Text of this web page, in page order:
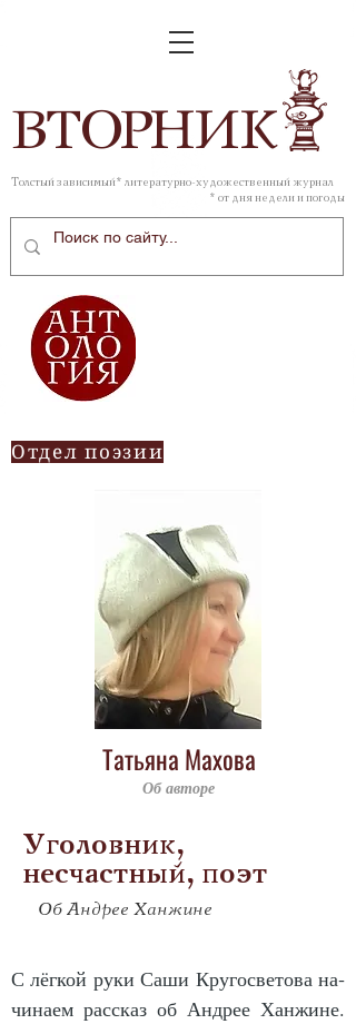
ВТОРНИК
Толстый зависимый* литературно-художественный журнал
* от дня недели и погоды
Отдел поэзии
Татьяна Махова
Об авторе
Уголовник,
несчастный, поэт
Об Андрее Ханжине
С лёг­кой ру­ки Са­ши Кру­го­све­то­ва на­
чи­на­ем рас­сказ об Ан­дрее Хан­жи­не.